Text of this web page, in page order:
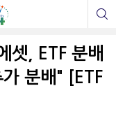
, ETF 분배
분배" [ETF